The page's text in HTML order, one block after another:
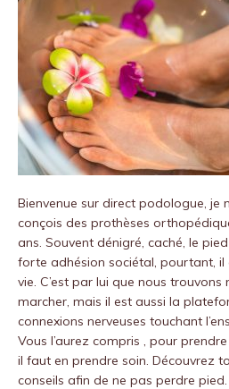
Bienvenue sur direct podologue, je
conçois des prothèses
ans. Souvent dénigré, caché, le
forte adhésion sociétal, pourtant,
vie. C’est par lui que nous
marcher, mais il est aussi la
connexions nerveuses touchant
Vous l’aurez compris , pour
il faut en prendre soin. Découvrez
conseils afin de ne pas perdre pied.